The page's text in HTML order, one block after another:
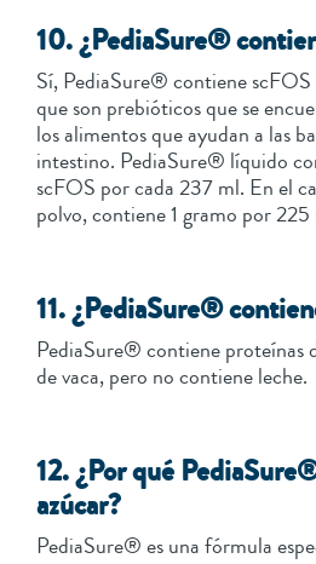
10. ¿PediaSure®
Sí, PediaSure® contiene
que son prebióticos que se
los alimentos que ayudan a las
intestino. PediaSure® líquido
scFOS por cada 237 ml. En el
polvo, contiene 1 gramo por
11. ¿PediaSure®
PediaSure® contiene proteínas
de vaca, pero no contiene leche.
12. ¿Por qué
azúcar?
PediaSure® es una fórmula